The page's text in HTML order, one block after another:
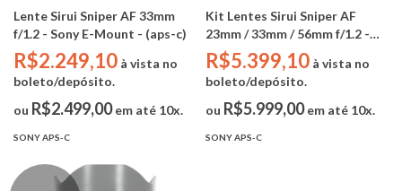
Lente Sirui Sniper AF 33mm
f/1.2 - Sony E-Mount - (aps-c)
R$2.249,10 à vista no
boleto/depósito.
ou R$2.499,00em até 10x.
SONY APS-C
Kit Lentes Sirui Sniper AF
23mm / 33mm / 56mm f/1.2 -
Sony E-Mount - (aps-c)
R$5.399,10 à vista no
boleto/depósito.
ou R$5.999,00em até 10x.
SONY APS-C